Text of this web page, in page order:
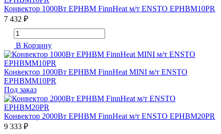
Конвектор 1000Вт EPHBM FinnHeat м/т ENSTO EPHBM10PR
7 432 ₽
В Корзину
Конвектор 1000Вт EPHBM FinnHeat MINI м/т ENSTO
EPHBMM10PR
Под заказ
Конвектор 2000Вт EPHBM FinnHeat м/т ENSTO EPHBM20PR
9 333 ₽